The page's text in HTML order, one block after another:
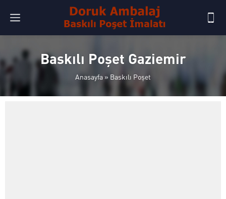
Baskılı Poşet Gaziemir
Anasayfa » Baskılı Poşet